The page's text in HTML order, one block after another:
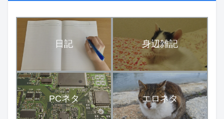
日記 身辺雑記
PCネタ エロネタ